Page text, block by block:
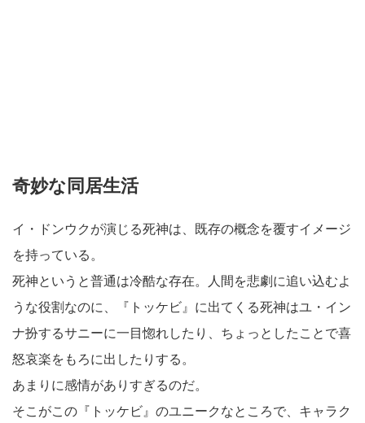
奇妙な同居生活
イ・ドンウクが演じる死神は、既存の概念を覆すイメージ
を持っている。
死神というと普通は冷酷な存在。人間を悲劇に追い込むよ
うな役割なのに、『トッケビ』に出てくる死神はユ・イン
ナ扮するサニーに一目惚れしたり、ちょっとしたことで喜
怒哀楽をもろに出したりする。
あまりに感情がありすぎるのだ。
そこがこの『トッケビ』のユニークなところで、キャラク